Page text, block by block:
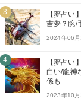
3
【夢占い
吉夢？腕/
2024年06月
4
【夢占い
白い/龍神
係も
2023年10月